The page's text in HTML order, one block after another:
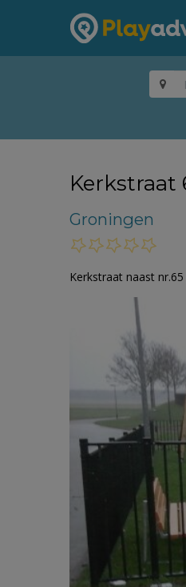
Kerkstraat
Groningen
Kerkstraat naast nr.65